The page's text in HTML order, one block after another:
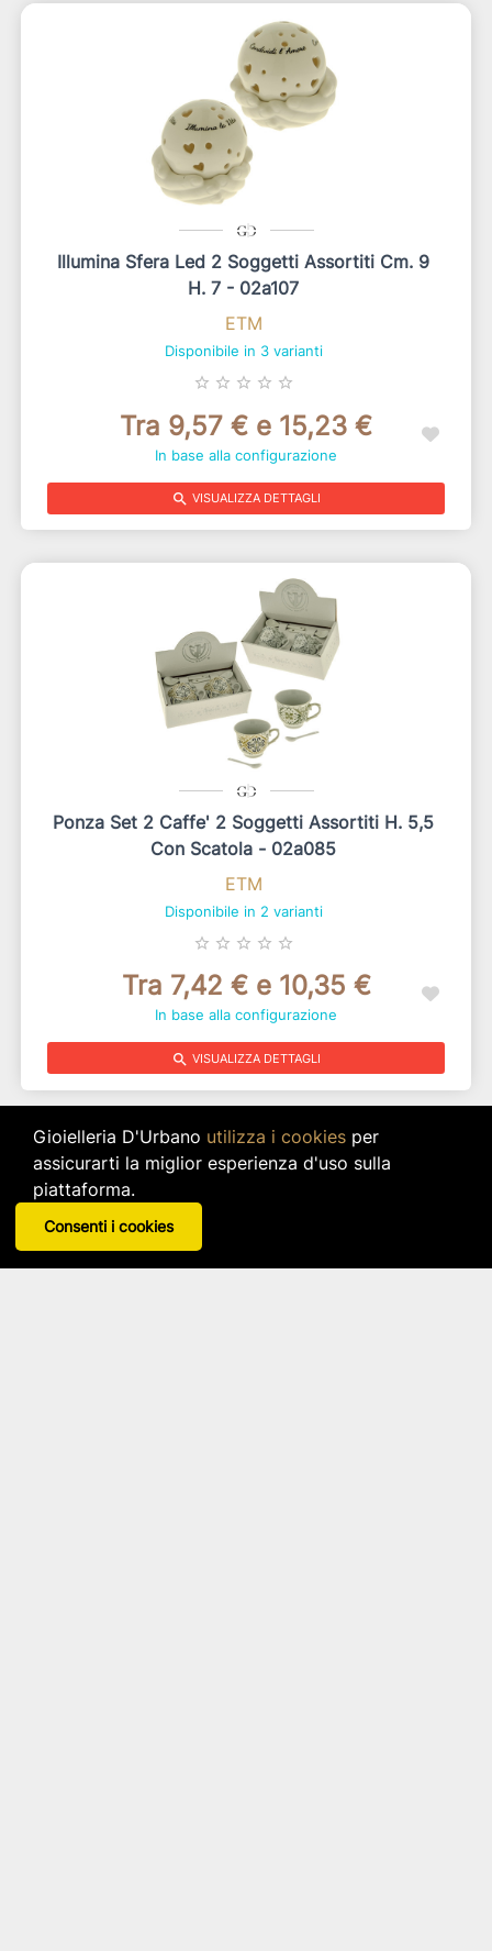
Illumina Sfera Led 2 Soggetti Assortiti Cm. 9
H. 7 - 02a107
ETM
Disponibile in 3 varianti
star_border star_border star_border star_border star_border
Tra 9,57 € e 15,23 €
In base alla configurazione
search VISUALIZZA DETTAGLI
Ponza Set 2 Caffe' 2 Soggetti Assortiti H. 5,5
Con Scatola - 02a085
ETM
Disponibile in 2 varianti
star_border star_border star_border star_border star_border
Tra 7,42 € e 10,35 €
In base alla configurazione
search VISUALIZZA DETTAGLI
Gioielleria D'Urbano utilizza i cookiesper
assicurarti la miglior esperienza d'uso sulla
piattaforma.
Consenti i cookies